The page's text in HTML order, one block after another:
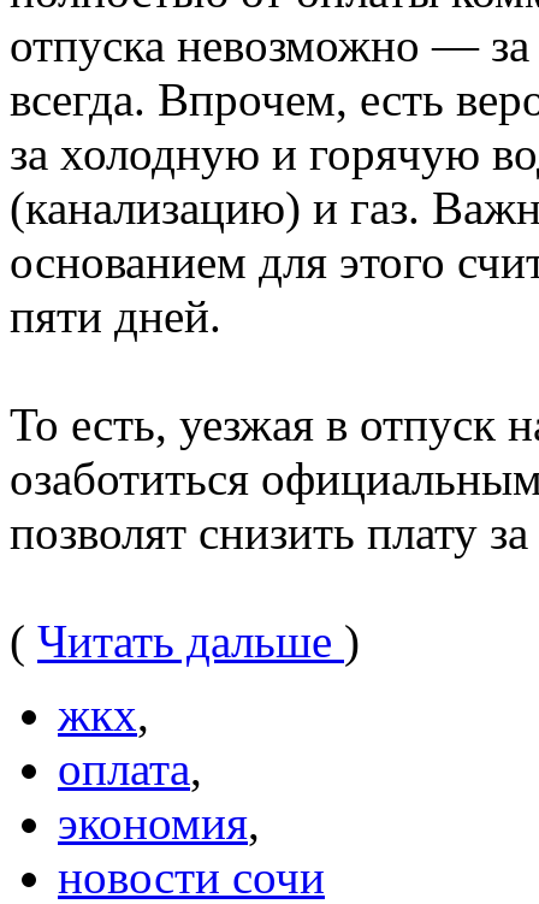
отпуска невозможно —
всегда. Впрочем, есть
за холодную и горячую
(канализацию) и газ.
основанием для этого
пяти дней.
То есть, уезжая в отпуск
озаботиться
позволят снизить плату
( Читать дальше )
жкх,
оплата,
экономия,
новости сочи